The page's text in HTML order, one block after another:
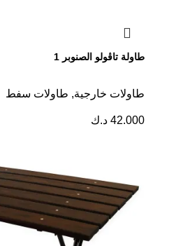
طاولة تاڤولو الصنوبر 1
طاولات خارجية, طاولات سفط
42.000 د.ك